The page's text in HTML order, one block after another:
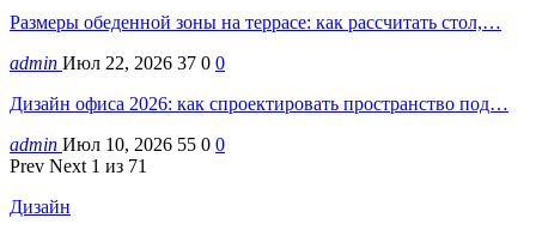
Размеры обеденной зоны на террасе: как рассчитать стол,…
admin Июл 22, 2026 37 0 0
Дизайн офиса 2026: как спроектировать пространство под…
admin Июл 10, 2026 55 0 0
Prev Next 1 из 71
Дизайн